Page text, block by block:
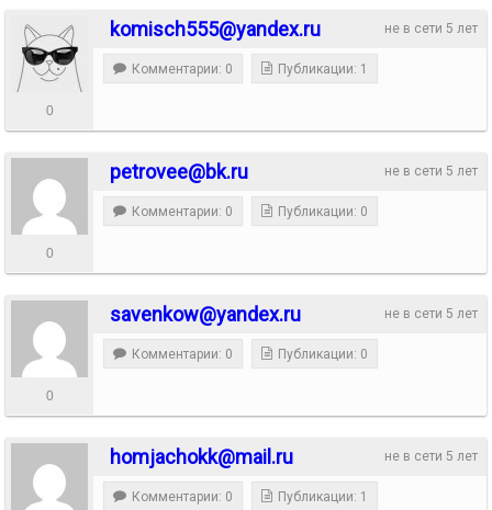
не в сети 5 лет
komisch555@yandex.ru
0
Комментарии: 0 Публикации: 1
не в сети 5 лет
petrovee@bk.ru
0
Комментарии: 0 Публикации: 0
не в сети 5 лет
savenkow@yandex.ru
0
Комментарии: 0 Публикации: 0
не в сети 5 лет
homjachokk@mail.ru
Комментарии: 0 Публикации: 1